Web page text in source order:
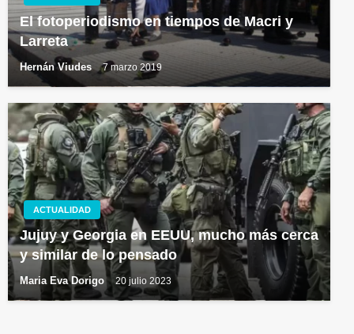
El fotoperiodismo en tiempos de Macri y
Larreta
Hernán Viudes 7 marzo 2019
ACTUALIDAD
Jujuy y Georgia en EEUU, mucho más cerca
y similar de lo pensado
Maria Eva Dorigo 20 julio 2023